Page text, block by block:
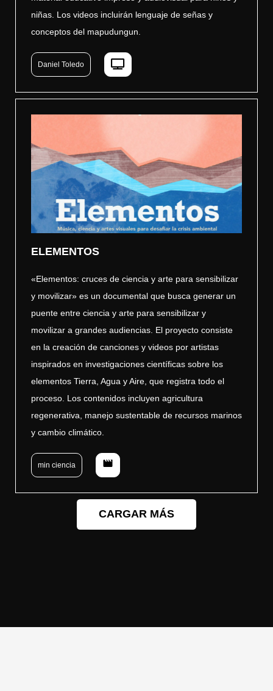
niñas. Los videos incluirán lenguaje de señas y
conceptos del mapudungun.
Daniel Toledo
ELEMENTOS
«Elementos: cruces de ciencia y arte para sensibilizar
y movilizar» es un documental que busca generar un
puente entre ciencia y arte para sensibilizar y
movilizar a grandes audiencias. El proyecto consiste
en la creación de canciones y videos por artistas
inspirados en investigaciones científicas sobre los
elementos Tierra, Agua y Aire, que registra todo el
proceso. Los contenidos incluyen agricultura
regenerativa, manejo sustentable de recursos marinos
y cambio climático.
min ciencia movie
CARGAR MÁS